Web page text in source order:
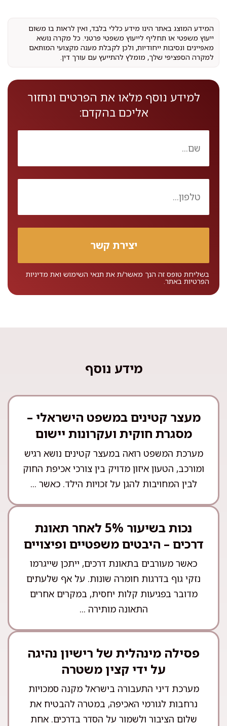
המידע המוצג באתר הינו מידע כללי בלבד, ואין לראות בו משום
ייעוץ משפטי או תחליף לייעוץ משפטי פרטני. כל מקרה נושא
מאפיינים ונסיבות ייחודיות, ולכן לקבלת מענה מקצועי המותאם
למקרה הספציפי שלך, מומלץ להתייעץ עם עורך דין.
למידע נוסף מלאו את הפרטים ונחזור
אליכם בהקדם:
בשליחת טופס זה הנך מאשר/ת את תנאי השימוש ואת מדיניות
הפרטיות באתר.
מידע נוסף
מעצר קטינים במשפט הישראלי –
מסגרת חוקית ועקרונות יישום
מערכת המשפט רואה במעצר קטינים נושא רגיש
ומורכב, הטעון איזון מדויק בין צורכי אכיפת החוק
לבין המחויבות להגן על זכויות הילד. כאשר ...
נכות בשיעור 5% לאחר תאונת
דרכים – היבטים משפטיים ופיצויים
כאשר מעורבים בתאונת דרכים, ייתכן שייגרמו
נזקי גוף בדרגות חומרה שונות. על אף שלעתים
מדובר בפגיעות קלות יחסית, במקרים אחרים
התאונה מותירה ...
פסילה מינהלית של רישיון נהיגה
על ידי קצין משטרה
מערכת דיני התעבורה בישראל מקנה סמכויות
נרחבות לגורמי האכיפה, במטרה להבטיח את
שלום הציבור ולשמור על הסדר בדרכים. אחת